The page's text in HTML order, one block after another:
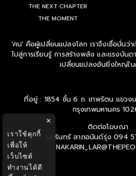
THE NEXT CHAPTER
THE MOMENT
'คน' คือผู้เปลี่ยนแปลงโลก เราจึงเชื่อมั่นว่
ไปสู่การเรียนรู้ การสร้างพลัง และแรงบันด
เปลี่ยนแปลงอันยิ่งใหญ่ใ
ที่อยู่ : 1854 ชั้น 6 ถ. เทพรัตน แขวงบ
กรุงเทพมหานคร
ติดต่อโฆษณา
นครินทร์ ลาภอนันด์รุ่ง 094
×
เราใช้คุกกี้
เพื่อให้
เว็บไซต์
ทำงานได้ดี